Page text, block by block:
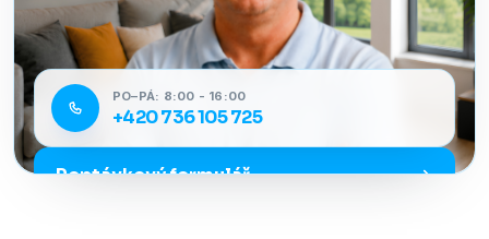
PO–PÁ: 8:00 - 16:00
+420 736 105 725
Poptávkový formulář